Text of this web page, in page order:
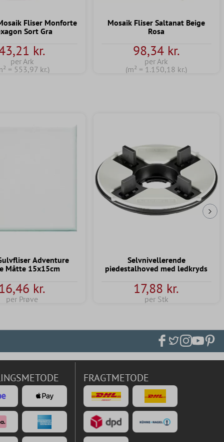
Fliser Monforte
Sort Gra
kr.
per Ark
= 553,97 kr.)
Mosaik Fliser Saltanat Beige
Rosa
98,34 kr.
per Ark
(m² = 1.150,18 kr.)
Adventure
Måtte 15x15cm
kr.
per Prøve
Selvnivellerende
piedestalhoved med ledkryds
17,88 kr.
per Stk
FRAGTMETODE